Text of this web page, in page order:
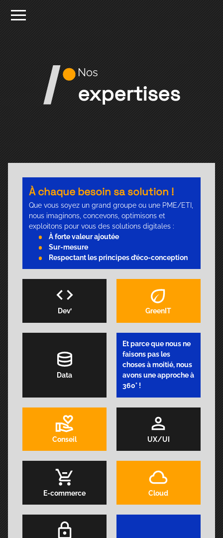
Nos
expertises
À chaque besoin sa solution !
Que vous soyez un grand groupe ou une PME/ETI,
nous imaginons, concevons, optimisons et
exploitons pour vous des solutions digitales :
À forte valeur ajoutée
Sur-mesure
Respectant les principes d’éco-conception
Dev’ GreenIT
Data
Et parce que nous ne
faisons pas les
choses à moitié, nous
avons uneapproche à
360° !
Conseil UX/UI
E-commerce Cloud